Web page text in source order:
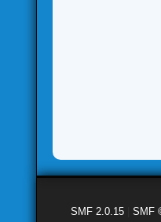
SMF 2.0.15 |SMF